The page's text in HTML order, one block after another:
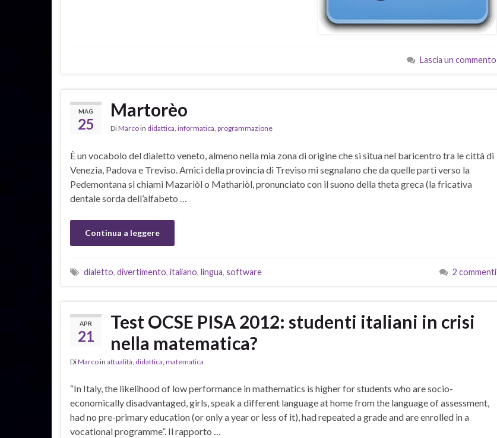
Lascia un commento
MAG
25
Martorèo
DiMarcoin didattica, informatica, programmazione
È un vocabolo del dialetto veneto, almeno nella mia zona di origine che si situa nel baricentro tra le città di
Venezia, Padova e Treviso. Amici della provincia di Treviso mi segnalano che da quelle parti verso la
Pedemontana si chiami Mazariòl o Mathariòl, pronunciato con il suono della theta greca (la fricativa
dentale sorda dell’alfabeto …
Continua a leggere
dialetto, divertimento, italiano, lingua, software 2 commenti
APR
21
Test OCSE PISA 2012: studenti italiani in crisi
nella matematica?
DiMarcoin attualità, didattica, matematica
“In Italy, the likelihood of low performance in mathematics is higher for students who are socio-
economically disadvantaged, girls, speak a different language at home from the language of assessment,
had no pre-primary education (or only a year or less of it), had repeated a grade and are enrolled in a
vocational programme”. Il rapporto …